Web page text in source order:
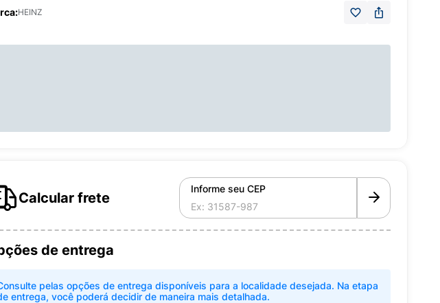
HEINZ
Calcular frete
Informe seu CEP
de entrega
pelas opções de entrega disponíveis para a localidade desejada. Na etapa
entrega, você poderá decidir de maneira mais detalhada.